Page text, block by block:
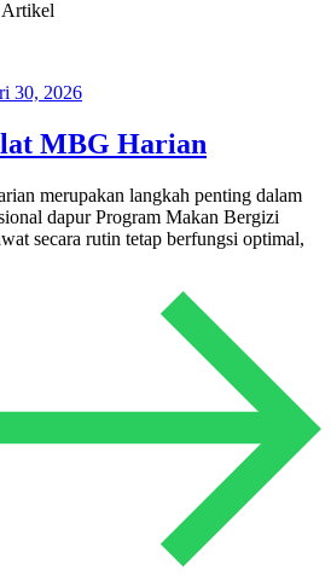
30, 2026
MBG Harian
merupakan langkah penting dalam
dapur Program Makan Bergizi
secara rutin tetap berfungsi optimal,